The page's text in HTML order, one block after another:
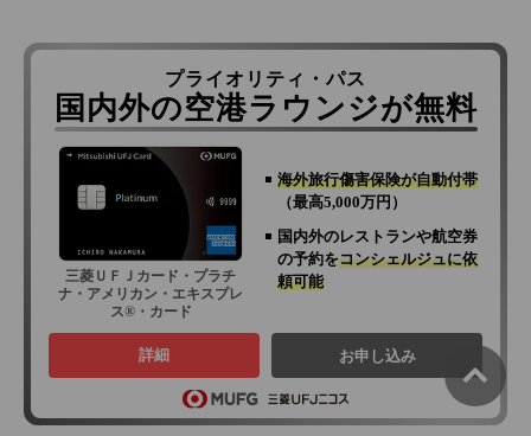
プライオリティ・パス
国内外の空港ラウンジが無料
三菱ＵＦＪカード・プラチ
ナ・アメリカン・エキスプレ
ス®・カード
海外旅行傷害保険が自動付帯
（最高5,000万円）
国内外のレストランや航空券
の予約をコンシェルジュに依
頼可能
詳細 お申し込み